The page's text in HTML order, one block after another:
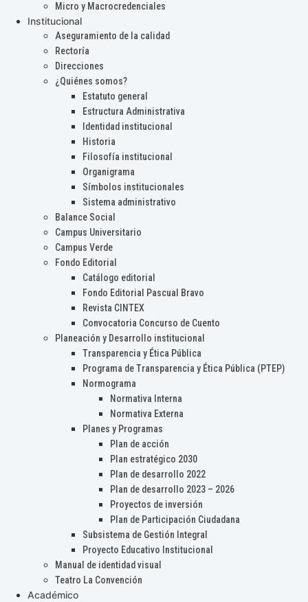
Micro y Macrocredenciales
Institucional
Aseguramiento de la calidad
Rectoría
Direcciones
¿Quiénes somos?
Estatuto general
Estructura Administrativa
Identidad institucional
Historia
Filosofía institucional
Organigrama
Símbolos institucionales
Sistema administrativo
Balance Social
Campus Universitario
Campus Verde
Fondo Editorial
Catálogo editorial
Fondo Editorial Pascual Bravo
Revista CINTEX
Convocatoria Concurso de Cuento
Planeación y Desarrollo institucional
Transparencia y Ética Pública
Programa de Transparencia y Ética Pública (PTEP)
Normograma
Normativa Interna
Normativa Externa
Planes y Programas
Plan de acción
Plan estratégico 2030
Plan de desarrollo 2022
Plan de desarrollo 2023 – 2026
Proyectos de inversión
Plan de Participación Ciudadana
Subsistema de Gestión Integral
Proyecto Educativo Institucional
Manual de identidad visual
Teatro La Convención
Académico